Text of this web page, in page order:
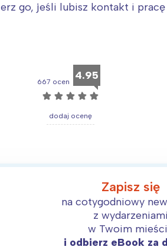
go, jeśli lubisz kontakt i
667 ocen 4.95
☆ ☆ ☆ ☆ ☆
dodaj ocenę
Zapisz się
na cotygodniowy
z wydarzeniami
w Twoim
i odbierz eBook za